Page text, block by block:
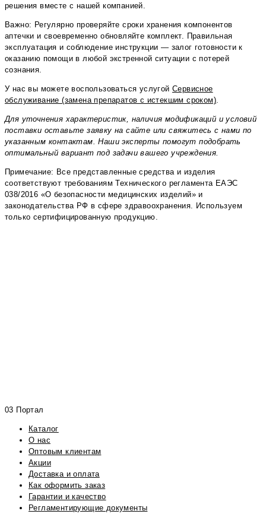
решения вместе с нашей компанией.
Важно: Регулярно проверяйте сроки хранения компонентов
аптечки и своевременно обновляйте комплект. Правильная
эксплуатация и соблюдение инструкции — залог готовности к
оказанию помощи в любой экстренной ситуации с потерей
сознания.
У нас вы можете воспользоваться услугой Сервисное
обслуживание (замена препаратов с истекшим сроком).
Для уточнения характеристик, наличия модификаций и условий
поставки оставьте заявку на сайте или свяжитесь с нами по
указанным контактам. Наши эксперты помогут подобрать
оптимальный вариант под задачи вашего учреждения.
Примечание: Все представленные средства и изделия
соответствуют требованиям Технического регламента ЕАЭС
038/2016 «О безопасности медицинских изделий» и
законодательства РФ в сфере здравоохранения. Используем
только сертифицированную продукцию.
03 Портал
Каталог
О нас
Оптовым клиентам
Акции
Доставка и оплата
Как оформить заказ
Гарантии и качество
Регламентирующие документы